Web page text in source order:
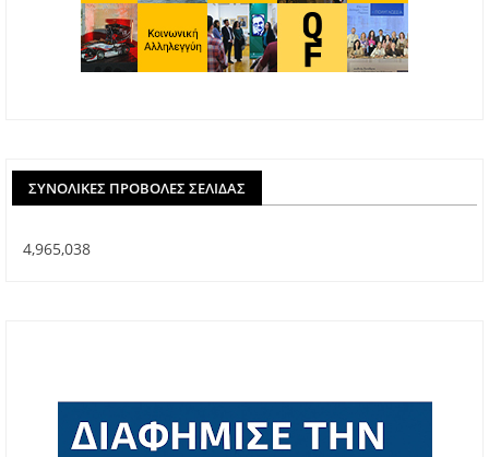
ΣΥΝΟΛΙΚΈΣ ΠΡΟΒΟΛΈΣ ΣΕΛΊΔΑΣ
4,965,038